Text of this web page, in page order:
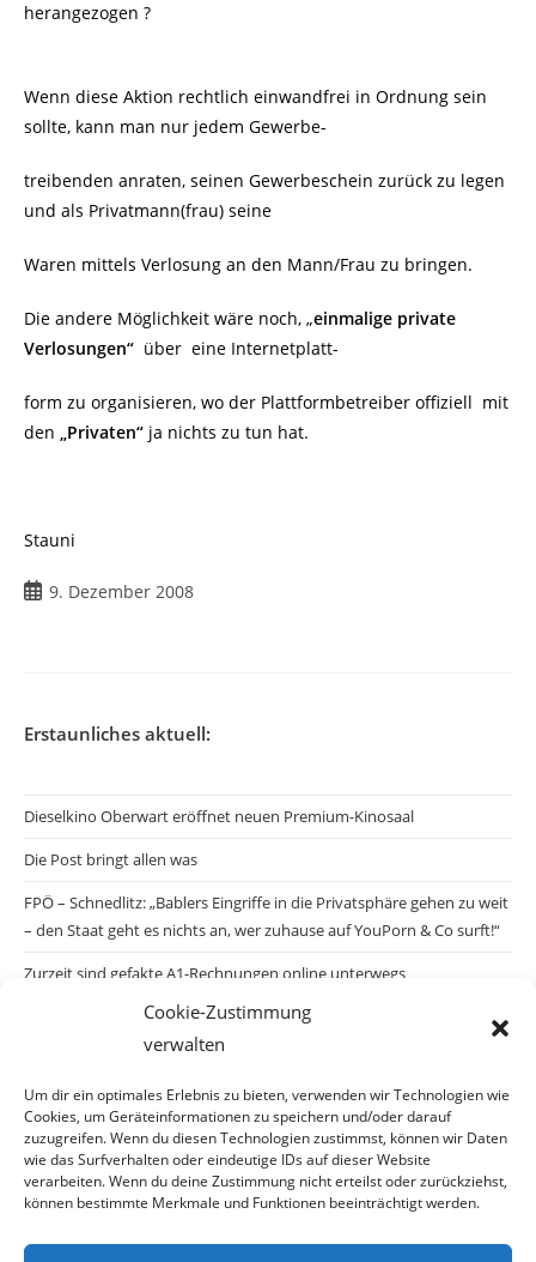
Cookie-Zustimmung
verwalten
Um dir ein optimales Erlebnis zu bieten, verwenden wir Technologien wie
Cookies, um Geräteinformationen zu speichern und/oder darauf
zuzugreifen. Wenn du diesen Technologien zustimmst, können wir Daten
wie das Surfverhalten oder eindeutige IDs auf dieser Website
verarbeiten. Wenn du deine Zustimmung nicht erteilst oder zurückziehst,
können bestimmte Merkmale und Funktionen beeinträchtigt werden.
herangezogen ?
Wenn diese Aktion rechtlich einwandfrei in Ordnung sein
sollte, kann man nur jedem Gewerbe-
treibenden anraten, seinen Gewerbeschein zurück zu legen
und als Privatmann(frau) seine
Waren mittels Verlosung an den Mann/Frau zu bringen.
Die andere Möglichkeit wäre noch, „einmalige private
Verlosungen“ über eine Internetplatt-
form zu organisieren, wo der Plattformbetreiber offiziell mit
den „Privaten“ ja nichts zu tun hat.
Stauni
Beitrag
9. Dezember 2008
Erstaunliches aktuell:
Dieselkino Oberwart eröffnet neuen Premium-Kinosaal
Die Post bringt allen was
FPÖ – Schnedlitz: „Bablers Eingriffe in die Privatsphäre gehen zu weit
– den Staat geht es nichts an, wer zuhause auf YouPorn & Co surft!“
Zurzeit sind gefakte A1-Rechnungen online unterwegs
Salzburgs Juden und ihre Sicherheit: „Erst nach einem Anschlag wäre
die Gefahr endlich konkret!“
Biologisches Wunder in Ceuta
Ein vermeintliches Abschiebemärchen
Archiv